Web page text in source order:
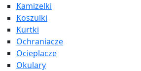
Kamizelki
Koszulki
Kurtki
Ochraniacze
Ocieplacze
Okulary